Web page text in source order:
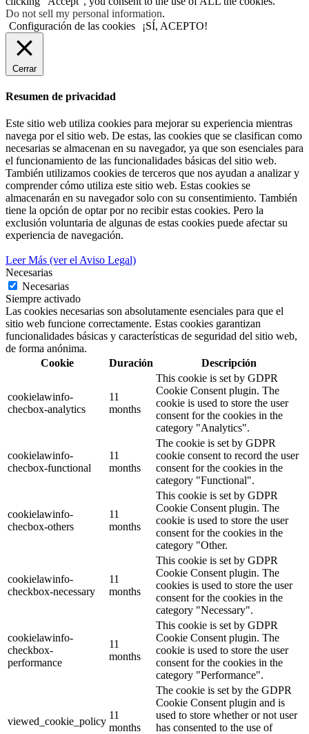
Do not sell my personal information.
Configuración de las cookies
¡SÍ, ACEPTO!
Cerrar
Resumen de privacidad
Este sitio web utiliza cookies para mejorar su experiencia mientras
navega por el sitio web. De estas, las cookies que se clasifican como
necesarias se almacenan en su navegador, ya que son esenciales para
el funcionamiento de las funcionalidades básicas del sitio web.
También utilizamos cookies de terceros que nos ayudan a analizar y
comprender cómo utiliza este sitio web. Estas cookies se
almacenarán en su navegador solo con su consentimiento. También
tiene la opción de optar por no recibir estas cookies. Pero la
exclusión voluntaria de algunas de estas cookies puede afectar su
experiencia de navegación.
Leer Más (ver el Aviso Legal)
Necesarias
Necesarias
Siempre activado
Las cookies necesarias son absolutamente esenciales para que el
sitio web funcione correctamente. Estas cookies garantizan
funcionalidades básicas y características de seguridad del sitio web,
de forma anónima.
Cookie
Duración Descripción
cookielawinfo-
checbox-analytics
11
months
This cookie is set by GDPR
Cookie Consent plugin. The
cookie is used to store the user
consent for the cookies in the
category "Analytics".
cookielawinfo-
checbox-functional
11
months
The cookie is set by GDPR
cookie consent to record the user
consent for the cookies in the
category "Functional".
cookielawinfo-
checbox-others
11
months
This cookie is set by GDPR
Cookie Consent plugin. The
cookie is used to store the user
consent for the cookies in the
category "Other.
cookielawinfo-
checkbox-necessary
11
months
This cookie is set by GDPR
Cookie Consent plugin. The
cookies is used to store the user
consent for the cookies in the
category "Necessary".
cookielawinfo-
checkbox-
performance
11
months
This cookie is set by GDPR
Cookie Consent plugin. The
cookie is used to store the user
consent for the cookies in the
category "Performance".
viewed_cookie_policy
11
months
The cookie is set by the GDPR
Cookie Consent plugin and is
used to store whether or not user
has consented to the use of